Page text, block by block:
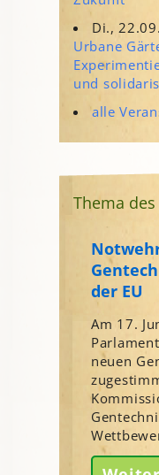
Di.,
Urbane
und
alle
Thema
der EU
Am 17.
neuen